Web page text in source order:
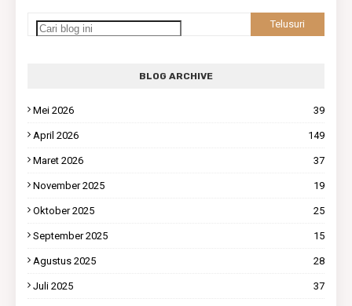
BLOG ARCHIVE
Mei 2026 39
April 2026 149
Maret 2026 37
November 2025 19
Oktober 2025 25
September 2025 15
Agustus 2025 28
Juli 2025 37